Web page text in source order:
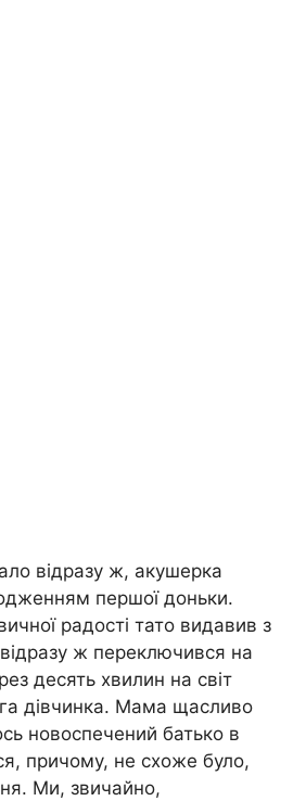
відразу ж, акушерка
першої доньки.
радості тато видавив з
ж переключився на
десять хвилин на світ
дівчинка. Мама щасливо
новоспечений батько в
причому, не схоже було,
Ми, звичайно,